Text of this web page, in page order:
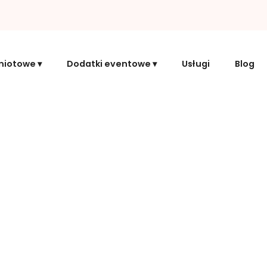
Dodatki eventowe Usługi Blog